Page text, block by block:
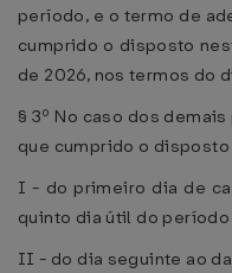
período, e o termo de
cumprido o disposto
de 2026, nos termos do
§ 3º No caso dos
que cumprido o
I - do primeiro dia de
quinto dia útil do
II - do dia seguinte ao